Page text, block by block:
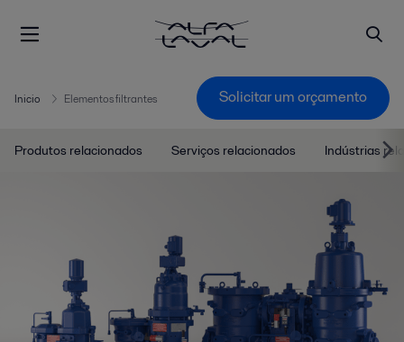
Inicio Elementos filtrantes Solicitar um orçamento
Produtos relacionados Serviços relacionados Indústrias